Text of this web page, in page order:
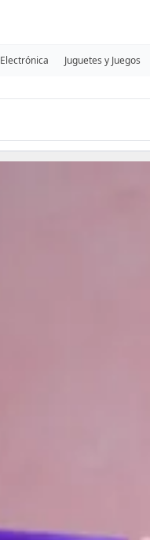
Electrónica Juguetes y Juegos